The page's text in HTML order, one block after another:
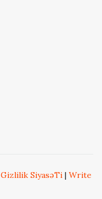
Gizlilik SiyasəTi | Write